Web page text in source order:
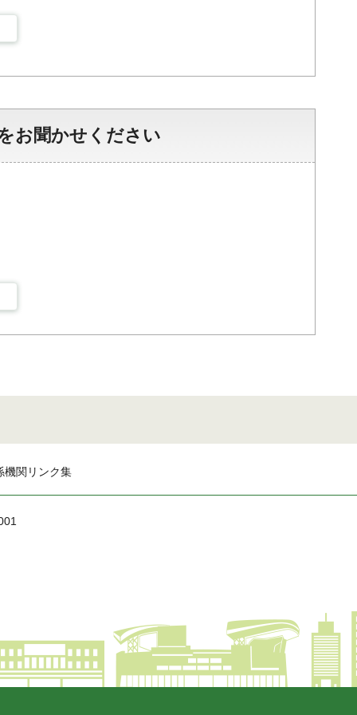
お聞かせください
機関リンク集